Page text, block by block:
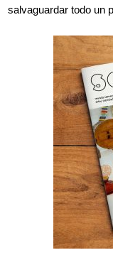
salvaguardar todo un